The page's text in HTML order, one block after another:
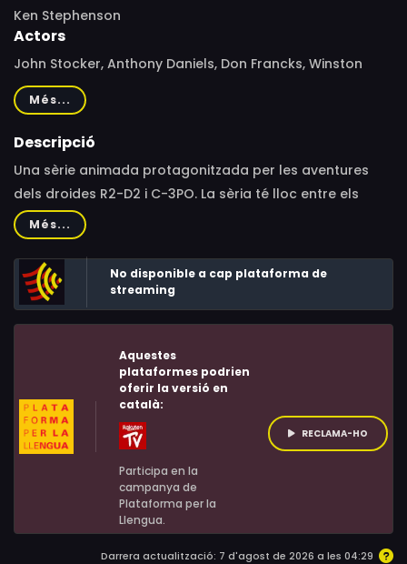
Ken Stephenson
Actors
John Stocker, Anthony Daniels, Don Francks, Winston
Rekert, Peter MacNeill, Jan Austin, Chris Wiggins, Stephen
Ouimette, Lesleh Donaldson, Taborah Johnson, Graeme
Campbell, Long John Baldry, Dan Hennessey, Cree
Més...
Descripció
Una sèrie animada protagonitzada per les aventures
dels droides R2-D2 i C-3PO. La sèria té lloc entre els
esdeveniments del l’Episodi III: La venjança dels Sith i
l’Episodi IV: Una nova esperança
Més...
No disponible a cap plataforma de
streaming
Aquestes
plataformes podrien
oferir la versió en
català:
Participa en la
campanya de
Plataforma per la
Llengua.
RECLAMA-HO
Darrera actualització: 7 d'agost de 2026 a les 04:29